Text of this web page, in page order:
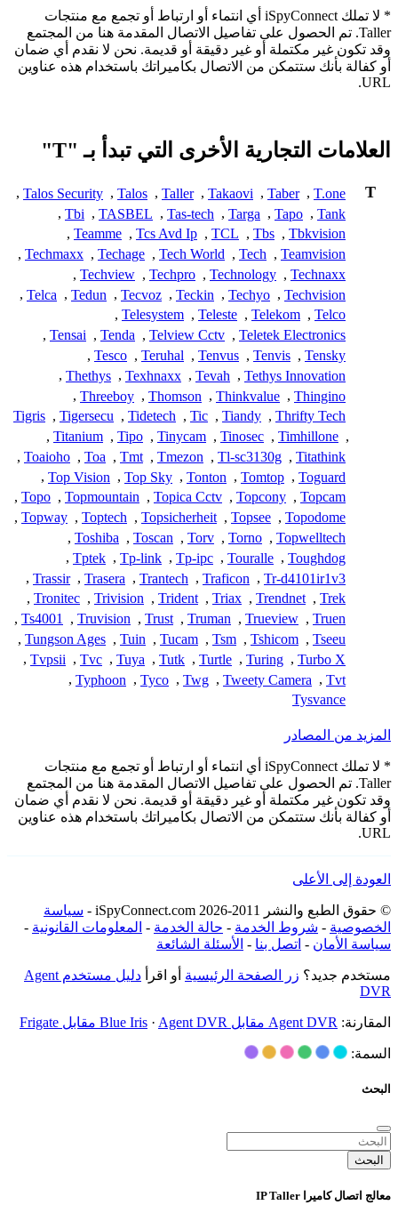
* لا تملك iSpyConnect أي انتماء أو ارتباط أو تجمع مع منتجات
Taller. تم الحصول على تفاصيل الاتصال المقدمة هنا من المجتمع
وقد تكون غير مكتملة أو غير دقيقة أو قديمة. نحن لا نقدم أي ضمان
أو كفالة بأنك ستتمكن من الاتصال بكاميراتك باستخدام هذه عناوين
URL.
العلامات التجارية الأخرى التي تبدأ بـ "T"
T
T.one
,
Taber
,
Takaovi
,
Taller
,
Talos
,
Talos Security
,
Tank
,
Tapo
,
Targa
,
Tas-tech
,
TASBEL
,
Tbi
,
Tbkvision
,
Tbs
,
TCL
,
Tcs Avd Ip
,
Teamme
,
Teamvision
,
Tech
,
Tech World
,
Techage
,
Techmaxx
,
Technaxx
,
Technology
,
Techpro
,
Techview
,
Techvision
,
Techyo
,
Teckin
,
Tecvoz
,
Tedun
,
Telca
,
Telco
,
Telekom
,
Teleste
,
Telesystem
,
Teletek Electronics
,
Telview Cctv
,
Tenda
,
Tensai
,
Tensky
,
Tenvis
,
Tenvus
,
Teruhal
,
Tesco
,
Tethys Innovation
,
Tevah
,
Texhnaxx
,
Thethys
,
Thingino
,
Thinkvalue
,
Thomson
,
Threeboy
,
Thrifty Tech
,
Tiandy
,
Tic
,
Tidetech
,
Tigersecu
,
Tigris
,
Timhillone
,
Tinosec
,
Tinycam
,
Tipo
,
Titanium
,
Titathink
,
Tl-sc3130g
,
Tmezon
,
Tmt
,
Toa
,
Toaioho
,
Toguard
,
Tomtop
,
Tonton
,
Top Sky
,
Top Vision
,
Topcam
,
Topcony
,
Topica Cctv
,
Topmountain
,
Topo
,
Topodome
,
Topsee
,
Topsicherheit
,
Toptech
,
Topway
,
Topwelltech
,
Torno
,
Torv
,
Toscan
,
Toshiba
,
Toughdog
,
Touralle
,
Tp-ipc
,
Tp-link
,
Tptek
,
Tr-d4101ir1v3
,
Traficon
,
Trantech
,
Trasera
,
Trassir
,
Trek
,
Trendnet
,
Triax
,
Trident
,
Trivision
,
Tronitec
,
Truen
,
Trueview
,
Truman
,
Trust
,
Truvision
,
Ts4001
,
Tseeu
,
Tshicom
,
Tsm
,
Tucam
,
Tuin
,
Tungson Ages
,
Turbo X
,
Turing
,
Turtle
,
Tutk
,
Tuya
,
Tvc
,
Tvpsii
,
Tvt
,
Tweety Camera
,
Twg
,
Tyco
,
Typhoon
,
Tysvance
المزيد من المصادر
* لا تملك iSpyConnect أي انتماء أو ارتباط أو تجمع مع منتجات
Taller. تم الحصول على تفاصيل الاتصال المقدمة هنا من المجتمع
وقد تكون غير مكتملة أو غير دقيقة أو قديمة. نحن لا نقدم أي ضمان
أو كفالة بأنك ستتمكن من الاتصال بكاميراتك باستخدام هذه عناوين
URL.
العودة إلى الأعلى
© حقوق الطبع والنشر 2011-2026 iSpyConnect.com -
سياسة
الخصوصية - شروط الخدمة - حالة الخدمة - المعلومات القانونية -
سياسة الأمان - اتصل بنا - الأسئلة الشائعة
مستخدم جديد؟ زر الصفحة الرئيسية أو اقرأ
دليل مستخدم Agent
DVR
المقارنة: Agent DVR مقابل Blue Iris · Agent DVR مقابل Frigate
السمة:
البحث
البحث
معالج اتصال كاميرا IP Taller